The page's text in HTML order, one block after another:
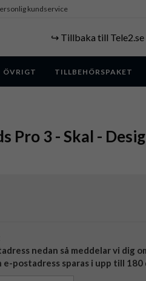
kundservice
↪️ Tillbaka till Tele2.se
ÖVRIGT TILLBEHÖRSPAKET
Pro 3 - Skal -
nedan så meddelar vi dig
postadress sparas i upp till 180